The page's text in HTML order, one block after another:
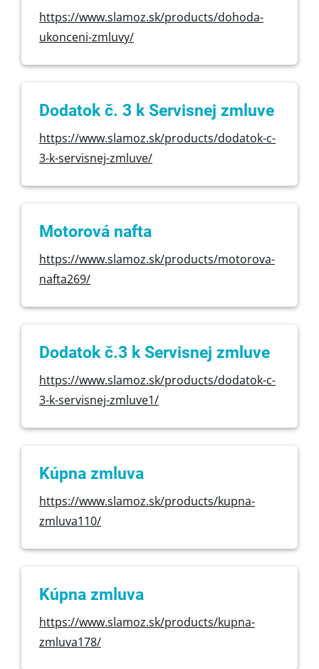
https://www.slamoz.sk/products/dohoda-
ukonceni-zmluvy/
Dodatok č. 3 k Servisnej zmluve
https://www.slamoz.sk/products/dodatok-c-
3-k-servisnej-zmluve/
Motorová nafta
https://www.slamoz.sk/products/motorova-
nafta269/
Dodatok č.3 k Servisnej zmluve
https://www.slamoz.sk/products/dodatok-c-
3-k-servisnej-zmluve1/
Kúpna zmluva
https://www.slamoz.sk/products/kupna-
zmluva110/
Kúpna zmluva
https://www.slamoz.sk/products/kupna-
zmluva178/